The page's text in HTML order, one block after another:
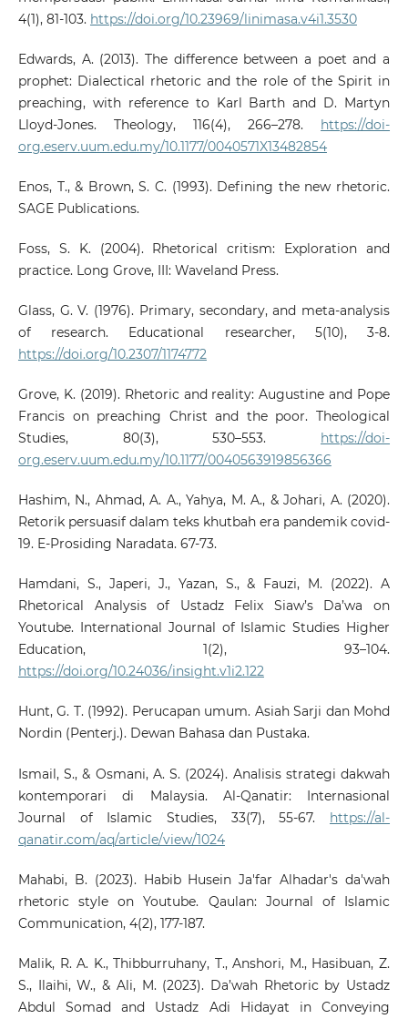
4(1), 81-103. https://doi.org/10.23969/linimasa.v4i1.3530
Edwards, A. (2013). The difference between a poet and a
prophet: Dialectical rhetoric and the role of the Spirit in
preaching, with reference to Karl Barth and D. Martyn
Lloyd-Jones. Theology, 116(4), 266–278.
https://doi-
org.eserv.uum.edu.my/10.1177/0040571X13482854
Enos, T., & Brown, S. C. (1993). Defining the new rhetoric.
SAGE Publications.
Foss, S. K. (2004). Rhetorical critism: Exploration and
practice. Long Grove, III: Waveland Press.
Glass, G. V. (1976). Primary, secondary, and meta-analysis
of research. Educational researcher, 5(10), 3-8.
https://doi.org/10.2307/1174772
Grove, K. (2019). Rhetoric and reality: Augustine and Pope
Francis on preaching Christ and the poor. Theological
Studies, 80(3), 530–553.
https://doi-
org.eserv.uum.edu.my/10.1177/0040563919856366
Hashim, N., Ahmad, A. A., Yahya, M. A., & Johari, A. (2020).
Retorik persuasif dalam teks khutbah era pandemik covid-
19. E-Prosiding Naradata. 67-73.
Hamdani, S., Japeri, J., Yazan, S., & Fauzi, M. (2022). A
Rhetorical Analysis of Ustadz Felix Siaw’s Da’wa on
Youtube. International Journal of Islamic Studies Higher
Education, 1(2), 93–104.
https://doi.org/10.24036/insight.v1i2.122
Hunt, G. T. (1992). Perucapan umum. Asiah Sarji dan Mohd
Nordin (Penterj.). Dewan Bahasa dan Pustaka.
Ismail, S., & Osmani, A. S. (2024). Analisis strategi dakwah
kontemporari di Malaysia. Al-Qanatir: Internasional
Journal of Islamic Studies, 33(7), 55-67. https://al-
qanatir.com/aq/article/view/1024
Mahabi, B. (2023). Habib Husein Ja'far Alhadar's da'wah
rhetoric style on Youtube. Qaulan: Journal of Islamic
Communication, 4(2), 177-187.
Malik, R. A. K., Thibburruhany, T., Anshori, M., Hasibuan, Z.
S., Ilaihi, W., & Ali, M. (2023). Da’wah Rhetoric by Ustadz
Abdul Somad and Ustadz Adi Hidayat in Conveying